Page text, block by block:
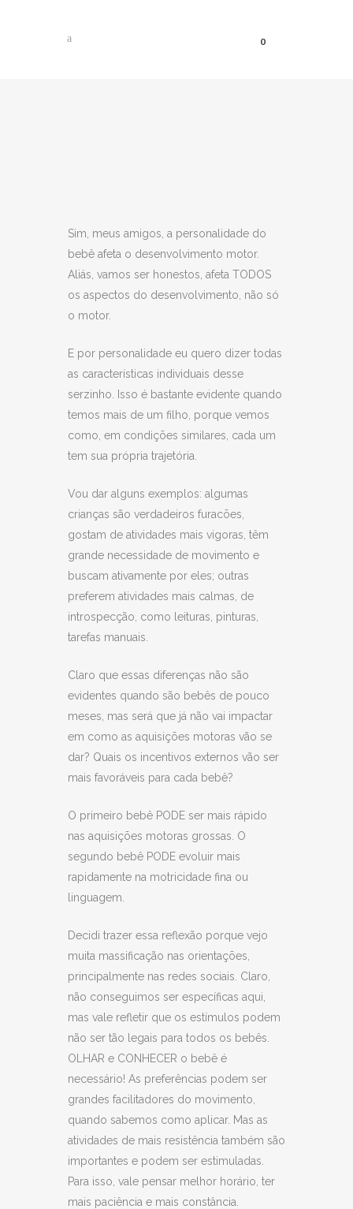
0
Sim, meus amigos, a personalidade do
bebê afeta o desenvolvimento motor.
Aliás, vamos ser honestos, afeta TODOS
os aspectos do desenvolvimento, não só
o motor.
E por personalidade eu quero dizer todas
as características individuais desse
serzinho. Isso é bastante evidente quando
temos mais de um filho, porque vemos
como, em condições similares, cada um
tem sua própria trajetória.
Vou dar alguns exemplos: algumas
crianças são verdadeiros furacões,
gostam de atividades mais vigoras, têm
grande necessidade de movimento e
buscam ativamente por eles; outras
preferem atividades mais calmas, de
introspecção, como leituras, pinturas,
tarefas manuais.
Claro que essas diferenças não são
evidentes quando são bebês de pouco
meses, mas será que já não vai impactar
em como as aquisições motoras vão se
dar? Quais os incentivos externos vão ser
mais favoráveis para cada bebê?
O primeiro bebê PODE ser mais rápido
nas aquisições motoras grossas. O
segundo bebê PODE evoluir mais
rapidamente na motricidade fina ou
linguagem.
Decidi trazer essa reflexão porque vejo
muita massificação nas orientações,
principalmente nas redes sociais. Claro,
não conseguimos ser específicas aqui,
mas vale refletir que os estímulos podem
não ser tão legais para todos os bebês.
OLHAR e CONHECER o bebê é
necessário! As preferências podem ser
grandes facilitadores do movimento,
quando sabemos como aplicar. Mas as
atividades de mais resistência também são
importantes e podem ser estimuladas.
Para isso, vale pensar melhor horário, ter
mais paciência e mais constância.